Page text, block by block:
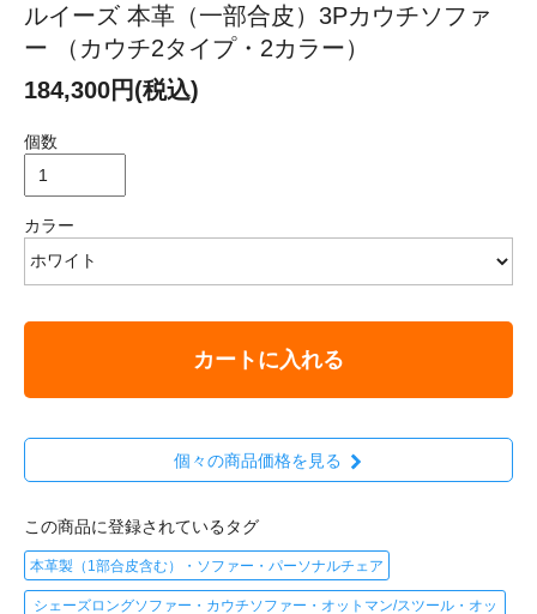
ルイーズ 本革（一部合皮）3Pカウチソファ
ー （カウチ2タイプ・2カラー）
184,300円(税込)
個数
カラー
カートに入れる
個々の商品価格を見る
この商品に登録されているタグ
本革製（1部合皮含む）・ソファー・パーソナルチェア
シェーズロングソファー・カウチソファー・オットマン/スツール・オッ